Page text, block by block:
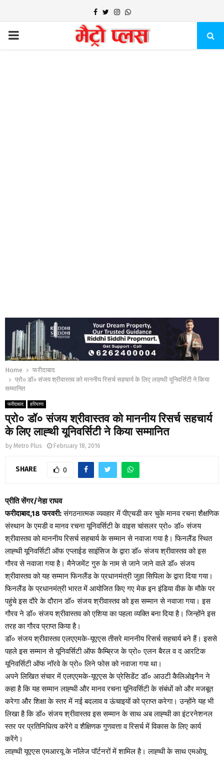
Facebook
TwitterInstagram
Whatsapp
PRIMARY
Home
फरीदाबाद
प्रो० डॉ० संजय श्रीवास्तव को माननीय रिसर्च सहचार्य के लिए लाह्थी यूनिवर्सिटी ने किया
सम्मानित
फरीदाबाद हरियाणा
प्रो० डॉ० संजय श्रीवास्तव को माननीय रिसर्च सहचार्य
के लिए लाह्थी यूनिवर्सिटी ने किया सम्मानित
by Metro Plus February 18, 2016
SHARE 0
प्रीति सेंगर/नेहा राघव
फरीदाबाद,18 फरवरी:संगठनात्मक व्यवहार में पीएचडी कर चुके मानव रचना शैक्षणिक
संस्थान के एमडी व मानव रचना यूनिवर्सिटी के वाइस चांसलर प्रो० डॉ० संजय
श्रीवास्तव को माननीय रिसर्च सहचार्य के सम्मान से नवाजा गया है। फिनलैंड स्थित
लाह्थी यूनिवर्सिटी ऑफ एप्लाईड साइंसिज के द्वारा डॉ० संजय श्रीवास्तव को इस
गौरव से नवाजा गया है। मैनेजमेंट गुरु के नाम से जाने जाने वाले डॉ० संजय
श्रीवास्तव को यह सम्मान फिनलैंड के प्रधानमंत्री जुहा सिपिला के द्वारा दिया गया।
फिनलैंड के प्रधानमंत्री भारत में आयोजित किए गए मेक इन इंडिया वीक के मौके पर
पहुंचे इस दौरे के दौरान डॉ० संजय श्रीवास्तव को इस सम्मान से नवाजा गया। इस
गौरव ने डॉ० संजय श्रीवास्तव को एशिया का पहला व्यक्ति बना दिया है। जिन्होंने इस
तरह का गौरव प्राप्त किया है।
डॉ० संजय श्रीवास्तव एलएएमके-यूएएस तीसरे माननीय रिसर्च सहचार्य बने हैं। इससे
पहले इस सम्मान से यूनिवर्सिटी ऑफ कैम्ब्रिज के प्रो० एलन बैरल व द आरटिक
यूनिवर्सिटी ऑफ नॉरवे के प्रो० लिने फोस को नवाजा गया था।
अपने लिखित संचार में एलएएमके-यूएएस के प्रेसिडेंट डॉ० आउटी कैलिओइनैन ने
कहा है कि यह सम्मान लाह्थी और मानव रचना यूनिवर्सिटी के संबंधों को और मजबूत
करेगा और शिक्षा के स्तर में नई बदलाव व ऊंचाइयों को प्राप्त करेगा। उन्होंने यह भी
लिखा है कि डॉ० संजय श्रीवास्तव इस सम्मान के साथ अब लाह्थी का इंटरनेशनल
स्तर पर प्रतिनिधित्व करेंगे व शैक्षिणक गुणवत्ता व रिसर्च में विकास के लिए कार्य
करेंगे।
लाह्थी यूएएस एमआरयू के नॉलेज पॉर्टनरों में शामिल है। लाह्थी के साथ एमओयू